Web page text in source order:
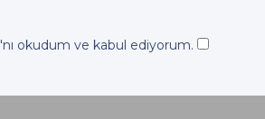
'nı okudum ve kabul ediyorum.